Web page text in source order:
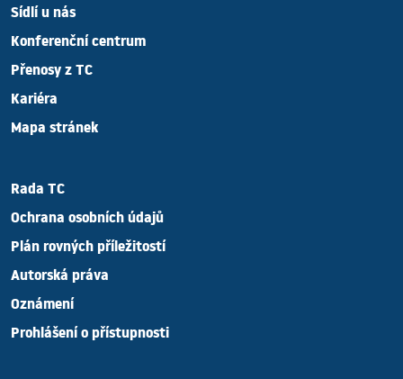
Sídlí u nás
Konferenční centrum
Přenosy z TC
Kariéra
Mapa stránek
Rada TC
Ochrana osobních údajů
Plán rovných příležitostí
Autorská práva
Oznámení
Prohlášení o přístupnosti